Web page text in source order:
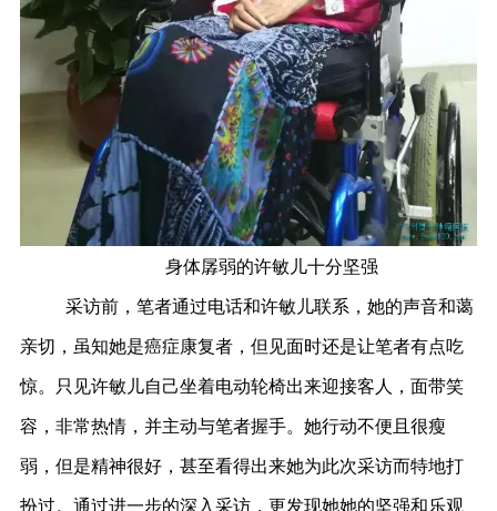
身体孱弱的许敏儿十分坚强
采访前，笔者通过电话和许敏儿联系，她的声音和蔼
亲切，虽知她是癌症康复者，但见面时还是让笔者有点吃
惊。只见许敏儿自己坐着电动轮椅出来迎接客人，面带笑
容，非常热情，并主动与笔者握手。她行动不便且很瘦
弱，但是精神很好，甚至看得出来她为此次采访而特地打
扮过。通过进一步的深入采访，更发现她她的坚强和乐观